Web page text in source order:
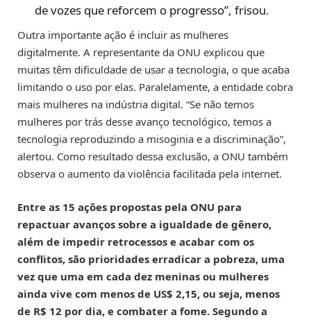
de vozes que reforcem o progresso”, frisou.
Outra importante ação é incluir as mulheres
digitalmente. A representante da ONU explicou que
muitas têm dificuldade de usar a tecnologia, o que acaba
limitando o uso por elas. Paralelamente, a entidade cobra
mais mulheres na indústria digital. “Se não temos
mulheres por trás desse avanço tecnológico, temos a
tecnologia reproduzindo a misoginia e a discriminação”,
alertou. Como resultado dessa exclusão, a ONU também
observa o aumento da violência facilitada pela internet.
Entre as 15 ações propostas pela ONU para
repactuar avanços sobre a igualdade de gênero,
além de impedir retrocessos e acabar com os
conflitos, são prioridades erradicar a pobreza, uma
vez que uma em cada dez meninas ou mulheres
ainda vive com menos de US$ 2,15, ou seja, menos
de R$ 12 por dia, e combater a fome. Segundo a